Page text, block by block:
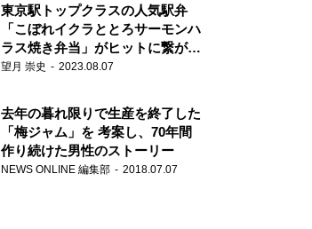
東京駅トップクラスの人気駅弁
「こぼれイクラととろサーモンハ
ラス焼き弁当」がヒットに繋がっ
た理由
望月 崇史 2023.08.07
去年の暮れ限りで生産を終了した
「梅ジャム」を 考案し、70年間
作り続けた男性のストーリー
NEWS ONLINE 編集部 2018.07.07